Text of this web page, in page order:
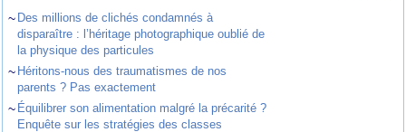
~ Des millions de clichés condamnés à
disparaître : l’héritage photographique oublié de
la physique des particules
~ Héritons-nous des traumatismes de nos
parents ? Pas exactement
~ Équilibrer son alimentation malgré la précarité ?
Enquête sur les stratégies des classes